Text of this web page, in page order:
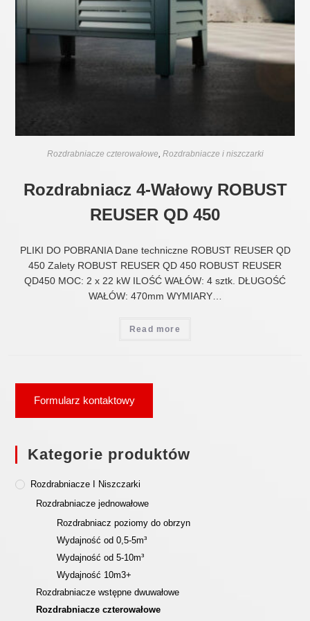
Rozdrabniacze czterowałowe, Rozdrabniacze i niszczarki
Rozdrabniacz 4-Wałowy ROBUST
REUSER QD 450
PLIKI DO POBRANIA Dane techniczne ROBUST REUSER QD
450 Zalety ROBUST REUSER QD 450 ROBUST REUSER
QD450 MOC: 2 x 22 kW ILOŚĆ WAŁÓW: 4 sztk. DŁUGOŚĆ
WAŁÓW: 470mm WYMIARY…
Read more
Formularz kontaktowy
Kategorie produktów
Rozdrabniacze I Niszczarki
Rozdrabniacze jednowałowe
Rozdrabniacz poziomy do obrzyn
Wydajność od 0,5-5m³
Wydajność od 5-10m³
Wydajność 10m3+
Rozdrabniacze wstępne dwuwałowe
Rozdrabniacze czterowałowe